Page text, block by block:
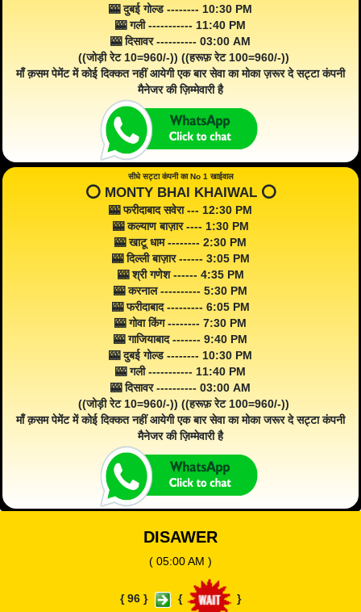
🎰 दुबई गोल्ड -------- 10:30 PM
🎰 गली ----------- 11:40 PM
🎰 दिसावर ---------- 03:00 AM
((जोड़ी रेट 10=960/-)) ((हरूफ़ रेट 100=960/-))
माँ क़सम पेमेंट में कोई दिक्कत नहीं आयेगी एक बार सेवा का मोका ज़रूर दे सट्टा कंपनी
मैनेजर की ज़िम्मेवारी है
सीधे सट्टा कंपनी का No 1 खाईवाल
⭕️ MONTY BHAI KHAIWAL ⭕️
🎰 फरीदाबाद सवेरा --- 12:30 PM
🎰 कल्याण बाज़ार ---- 1:30 PM
🎰 खाटू धाम -------- 2:30 PM
🎰 दिल्ली बाज़ार ------ 3:05 PM
🎰 श्री गणेश ------ 4:35 PM
🎰 करनाल ---------- 5:30 PM
🎰 फरीदाबाद --------- 6:05 PM
🎰 गोवा किंग -------- 7:30 PM
🎰 गाजियाबाद ------- 9:40 PM
🎰 दुबई गोल्ड -------- 10:30 PM
🎰 गली ----------- 11:40 PM
🎰 दिसावर ---------- 03:00 AM
((जोड़ी रेट 10=960/-)) ((हरूफ़ रेट 100=960/-))
माँ क़सम पेमेंट में कोई दिक्कत नहीं आयेगी एक बार सेवा का मोका जरूर दे सट्टा कंपनी
मैनेजर की ज़िम्मेवारी है
DISAWER
( 05:00 AM )
{96 } { }